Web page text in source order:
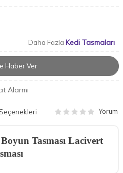
Daha Fazla Kedi Tasmaları
Haber Ver
Alarmı
Yorum
Tasması Lacivert